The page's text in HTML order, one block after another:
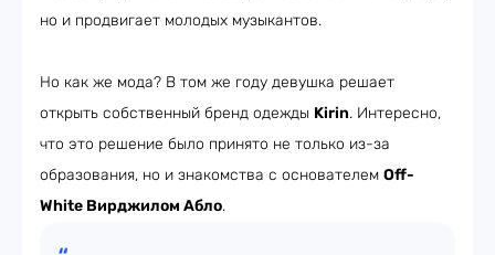
но и продвигает молодых музыкантов.
Но как же мода? В том же году девушка решает
открыть собственный бренд одежды Kirin. Интересно,
что это решение было принято не только из-за
образования, но и знакомства с основателем Off-
White Вирджилом Абло.